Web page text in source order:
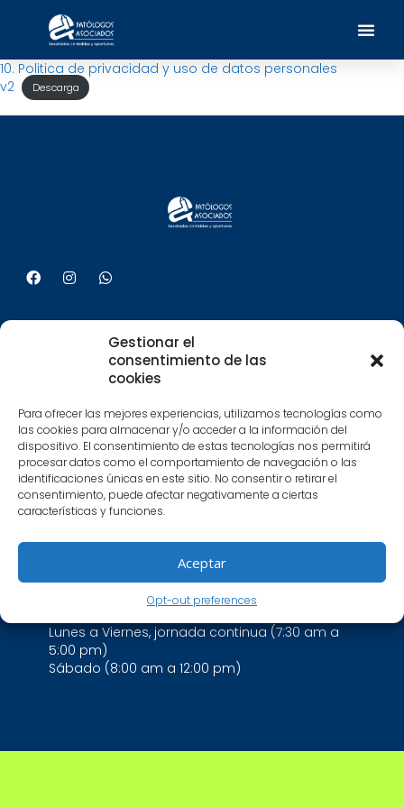
Gestionar el
consentimiento de las
cookies
Para ofrecer las mejores experiencias, utilizamos tecnologías como
las cookies para almacenar y/o acceder a la información del
dispositivo. El consentimiento de estas tecnologías nos permitirá
procesar datos como el comportamiento de navegación o las
identificaciones únicas en este sitio. No consentir o retirar el
consentimiento, puede afectar negativamente a ciertas
características y funciones.
Aceptar
Opt-out preferences
10. Politica de privacidad y uso de datos personales
v2
Descarga
Contácto
Colombia
PBX: (602)7374363
Celular: 3117708134
Ipiales: 3003908623 FIJO: 7374363
gerencia@patologosasociados.com.co
resultados@patologosasociados.com.co
Horario De Atención
Lunes a Viernes, jornada continua (7:30 am a
5:00 pm)
Sábado (8:00 am a 12:00 pm)